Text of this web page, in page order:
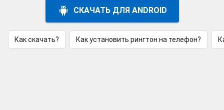
СКАЧАТЬ ДЛЯ ANDROID
Как скачать? Как установить рингтон на телефон?